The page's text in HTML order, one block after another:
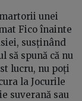
unei
Fico înainte
susținând
să spună că nu
lucru, nu poți
la Jocurile
suverană sau